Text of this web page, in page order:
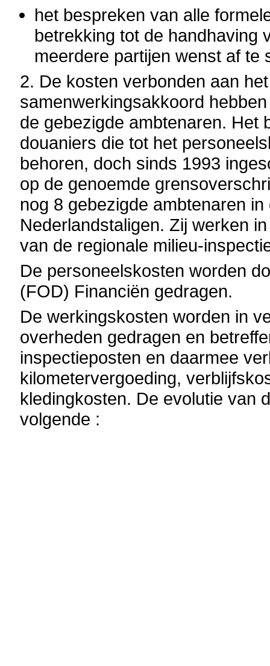
het bespreken van alle
betrekking tot de handhaving
meerdere partijen wenst af te
2. De kosten verbonden aan
samenwerkingsakkoord
de gebezigde ambtenaren. Het
douaniers die tot het
behoren, doch sinds 1993
op de genoemde
nog 8 gebezigde ambtenaren
Nederlandstaligen. Zij werken
van de regionale milieu-
De personeelskosten worden
(FOD) Financiën gedragen.
De werkingskosten worden in
overheden gedragen en
inspectieposten en daarmee
kilometervergoeding,
kledingkosten. De evolutie van
volgende :